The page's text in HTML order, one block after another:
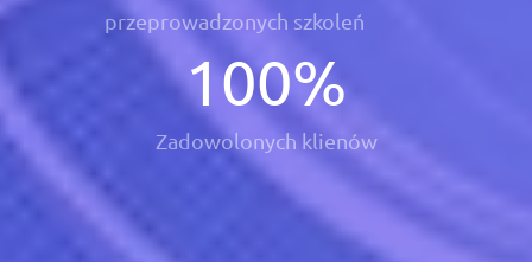
przeprowadzonych szkoleń
100%
Zadowolonych klienów